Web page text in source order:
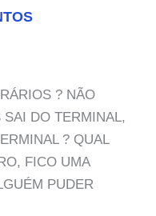
? NÃO
DO TERMINAL,
? QUAL
FICO UMA
PUDER